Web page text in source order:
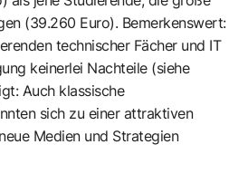
(39.260 Euro). Bemerkenswert:
technischer Fächer und IT
keinerlei Nachteile (siehe
Auch klassische
sich zu einer attraktiven
Medien und Strategien